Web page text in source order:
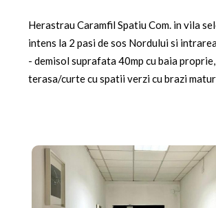
Herastrau Caramfil Spatiu Com. in vila
intens la 2 pasi de sos Nordului si
- demisol suprafata 40mp cu baia
terasa/curte cu spatii verzi cu brazi maturi.